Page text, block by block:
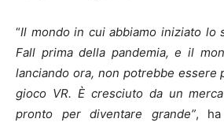
“Il mondo in cui abbiamo iniziato lo
Fall prima della pandemia, e il
lanciando ora, non potrebbe essere
gioco VR. È cresciuto da un
pronto per diventare grande”, ha